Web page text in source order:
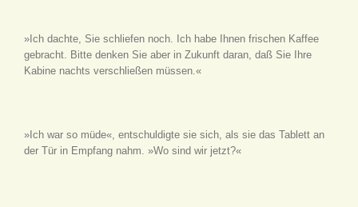
»Ich dachte, Sie schliefen noch. Ich habe Ihnen frischen Kaffee
gebracht. Bitte denken Sie aber in Zukunft daran, daß Sie Ihre
Kabine nachts verschließen müssen.«
»Ich war so müde«, entschuldigte sie sich, als sie das Tablett an
der Tür in Empfang nahm. »Wo sind wir jetzt?«